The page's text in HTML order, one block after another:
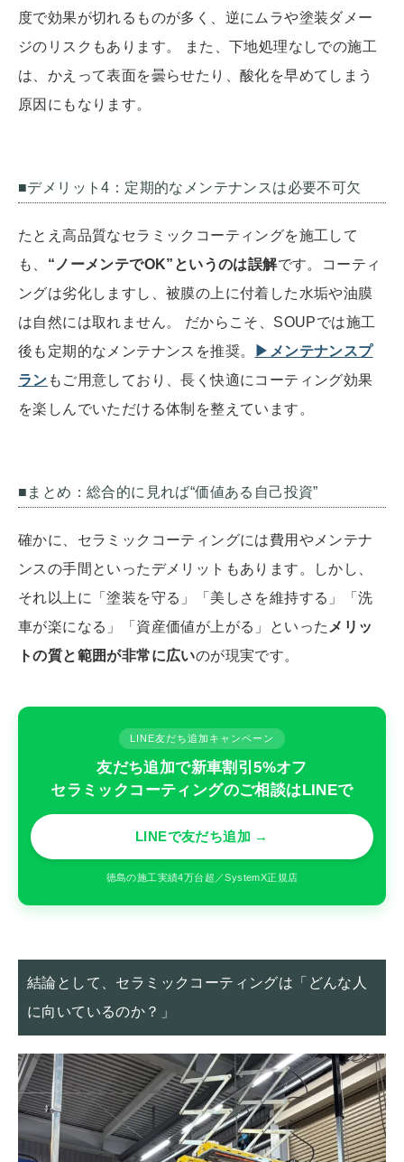
度で効果が切れるものが多く、逆にムラや塗装ダメー
ジのリスクもあります。 また、下地処理なしでの施工
は、かえって表面を曇らせたり、酸化を早めてしまう
原因にもなります。
■デメリット4：定期的なメンテナンスは必要不可欠
たとえ高品質なセラミックコーティングを施工して
も、 “ノーメンテでOK”というのは誤解です。コーティ
ングは劣化しますし、被膜の上に付着した水垢や油膜
は自然には取れません。 だからこそ、SOUPでは施工
後も定期的なメンテナンスを推奨。
▶メンテナンスプ
ラン もご用意しており、長く快適にコーティング効果
を楽しんでいただける体制を整えています。
■まとめ：総合的に見れば“価値ある自己投資”
確かに、セラミックコーティングには費用やメンテナ
ンスの手間といったデメリットもあります。しかし、
それ以上に「塗装を守る」「美しさを維持する」「洗
車が楽になる」「資産価値が上がる」といったメリッ
トの質と範囲が非常に広いのが現実です。
LINE友だち追加キャンペーン
友だち追加で新車割引5%オフ
セラミックコーティングのご相談はLINEで
LINEで友だち追加 →
徳島の施工実績4万台超／SystemX正規店
結論として、セラミックコーティングは「どんな人
に向いているのか？」